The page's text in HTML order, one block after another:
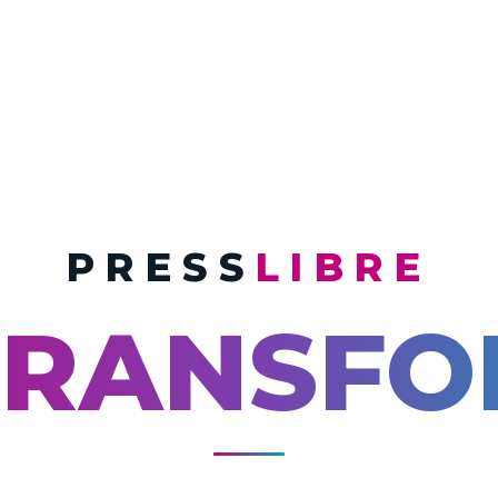
PRESS LIBRE